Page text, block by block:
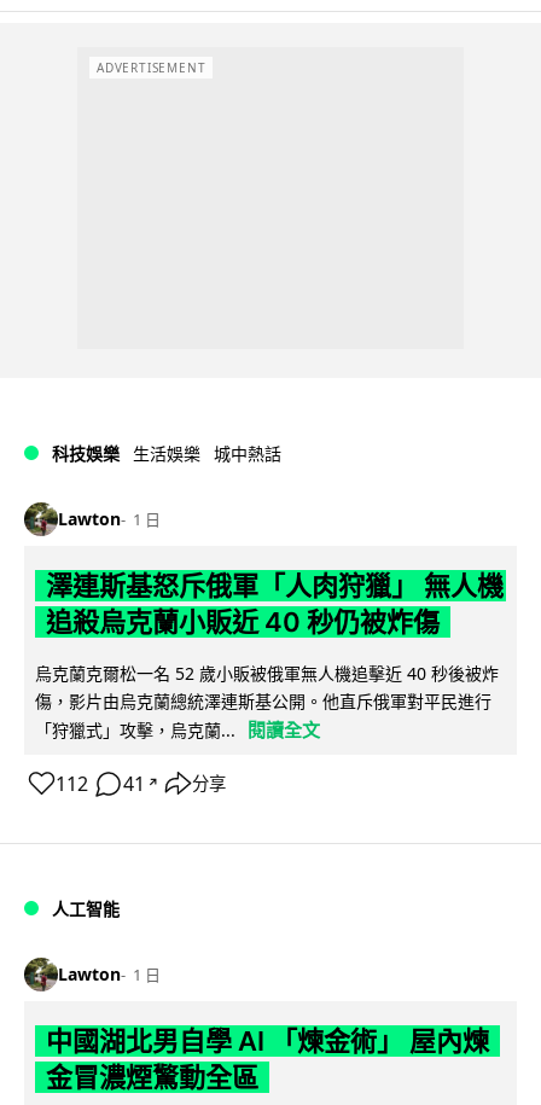
ADVERTISEMENT
科技娛樂 生活娛樂 城中熱話
Lawton 1 日
澤連斯基怒斥俄軍「人肉狩獵」 無人機
追殺烏克蘭小販近 40 秒仍被炸傷
烏克蘭克爾松一名 52 歲小販被俄軍無人機追擊近 40 秒後被炸
傷，影片由烏克蘭總統澤連斯基公開。他直斥俄軍對平民進行
「狩獵式」攻擊，烏克蘭...
閱讀全文
112 41 ↗ 分享
人工智能
Lawton 1 日
中國湖北男自學 AI 「煉金術」 屋內煉
金冒濃煙驚動全區